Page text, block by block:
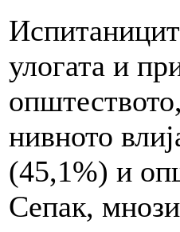
улогата и
нивното
(45,1%) и
Сепак,